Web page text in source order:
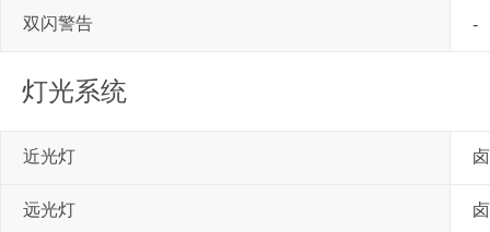
双闪警告 -
灯光系统
近光灯
远光灯